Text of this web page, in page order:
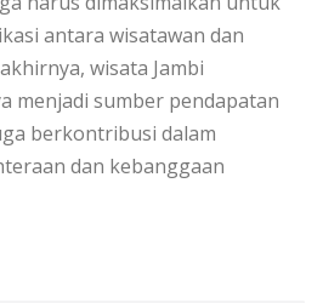
antara wisatawan dan
wisata Jambi
menjadi sumber pendapatan
berkontribusi dalam
dan kebanggaan